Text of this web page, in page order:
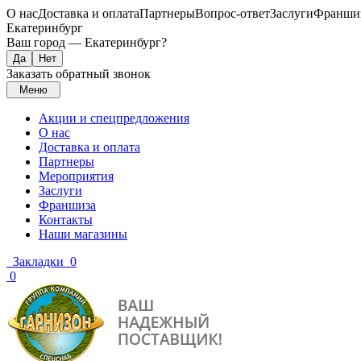
О насДоставка и оплатаПартнерыВопрос-ответЗаслуги
Екатеринбург
Ваш город — Екатеринбург?
Заказать обратный звонок
Меню
Акции и спецпредложения
О нас
Доставка и оплата
Партнеры
Мероприятия
Заслуги
Франшиза
Контакты
Наши магазины
Закладки 0
0